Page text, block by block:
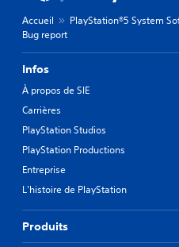
Accueil
PlayStation®5 System
Bug report
Infos
À propos de SIE
Carrières
PlayStation Studios
PlayStation Productions
Entreprise
L'histoire de PlayStation
Produits